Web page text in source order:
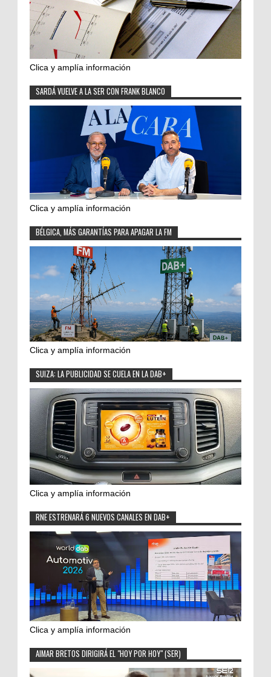
Clica y amplía información
SARDÁ VUELVE A LA SER CON FRANK BLANCO
Clica y amplía información
BÉLGICA, MÁS GARANTÍAS PARA APAGAR LA FM
Clica y amplía información
SUIZA: LA PUBLICIDAD SE CUELA EN LA DAB+
Clica y amplía información
RNE ESTRENARÁ 6 NUEVOS CANALES EN DAB+
Clica y amplía información
AIMAR BRETOS DIRIGIRÁ EL "HOY POR HOY" (SER)